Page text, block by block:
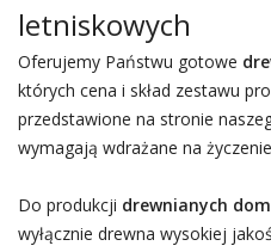
letniskowych
Oferujemy Państwu gotowe
których cena i skład zestawu
przedstawione na stronie
wymagają wdrażane na
Do produkcji drewnianych
wyłącznie drewna wysokiej